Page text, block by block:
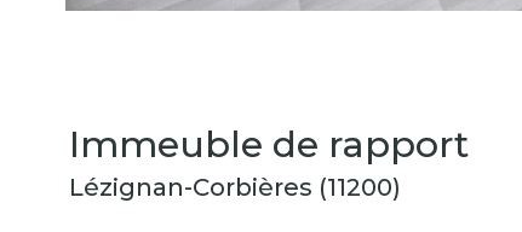
Immeuble de rapport
Lézignan-Corbières (11200)